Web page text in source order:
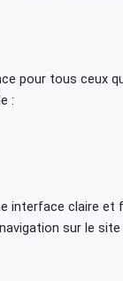
pour tous ceux
:
interface claire et
sur le